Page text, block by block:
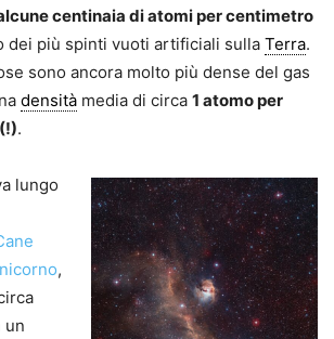
centinaia di atomi per centimetro
dei più spinti vuoti artificiali sulla Terra.
sono ancora molto più dense del gas
densità media di circa 1 atomo per
.
lungo
,
un